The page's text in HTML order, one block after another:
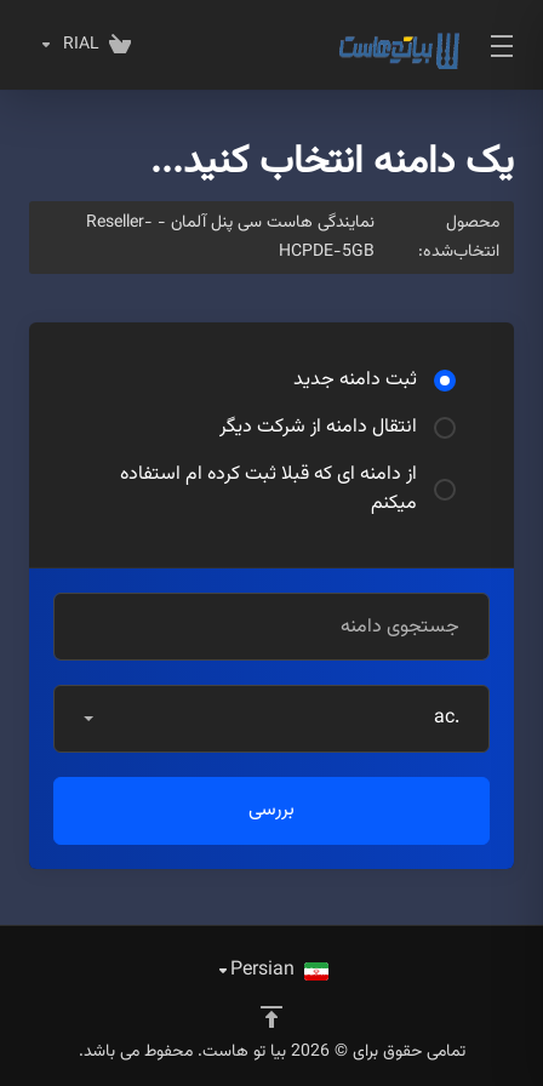
RIAL
یک دامنه انتخاب کنید...
محصول
انتخاب‌شده:
نمایندگی هاست سی پنل آلمان - Reseller-
HCPDE-5GB
ثبت دامنه جدید
انتقال دامنه از شرکت دیگر
از دامنه ای که قبلا ثبت کرده ام استفاده
میکنم
.ac
بررسی
تمامی حقوق برای © 2026 بیا تو هاست. محفوط می باشد.
Persian